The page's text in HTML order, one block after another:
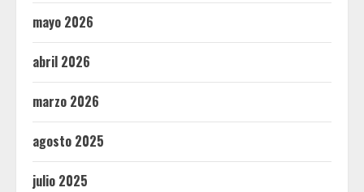
mayo 2026
abril 2026
marzo 2026
agosto 2025
julio 2025